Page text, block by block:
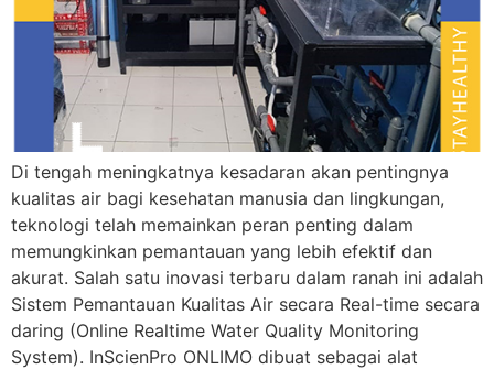
Di tengah meningkatnya kesadaran akan pentingnya
kualitas air bagi kesehatan manusia dan lingkungan,
teknologi telah memainkan peran penting dalam
memungkinkan pemantauan yang lebih efektif dan
akurat. Salah satu inovasi terbaru dalam ranah ini adalah
Sistem Pemantauan Kualitas Air secara Real-time secara
daring (Online Realtime Water Quality Monitoring
System). InScienPro ONLIMO dibuat sebagai alat